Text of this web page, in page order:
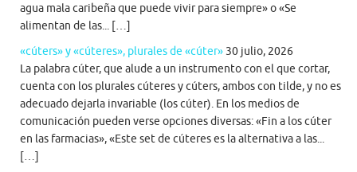
agua mala caribeña que puede vivir para siempre» o «Se
alimentan de las... […]
«cúters» y «cúteres», plurales de «cúter» 30 julio, 2026
La palabra cúter, que alude a un instrumento con el que cortar,
cuenta con los plurales cúteres y cúters, ambos con tilde, y no es
adecuado dejarla invariable (los cúter). En los medios de
comunicación pueden verse opciones diversas: «Fin a los cúter
en las farmacias», «Este set de cúteres es la alternativa a las...
[…]